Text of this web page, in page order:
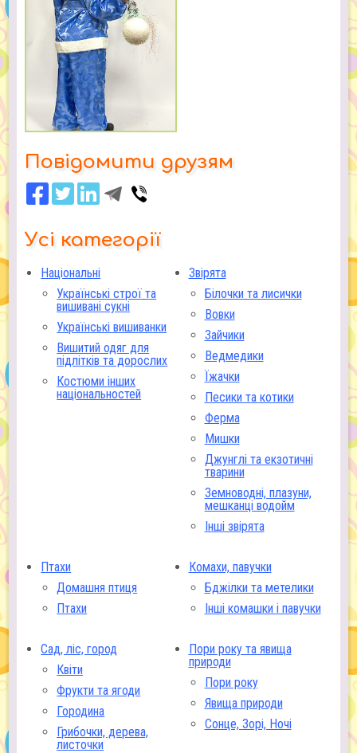
Усі категорії
Національні
Українські строї та
вишивані сукні
Українські вишиванки
Вишитий одяг для
підлітків та дорослих
Костюми інших
національностей
Звірята
Білочки та лисички
Вовки
Зайчики
Ведмедики
Їжачки
Песики та котики
Ферма
Мишки
Джунглі та екзотичні
тварини
Земноводні, плазуни,
мешканці водойм
Інші звірята
Птахи
Домашня птиця
Птахи
Комахи, павучки
Бджілки та метелики
Інші комашки і павучки
Сад, ліс, город
Квіти
Фрукти та ягоди
Городина
Грибочки, дерева,
листочки
Пори року та явища
природи
Пори року
Явища природи
Сонце, Зорі, Ночі
Повідомити друзям